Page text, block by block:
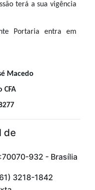
terá a sua vigência
Portaria entra em
Macedo
CFA
de
932 - Brasília
3218-1842